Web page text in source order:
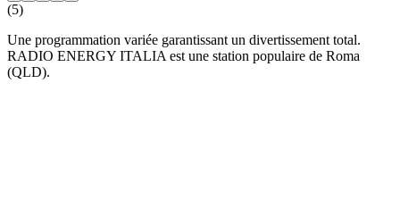
(5)
Une programmation variée garantissant un divertissement total.
RADIO ENERGY ITALIA est une station populaire de Roma
(QLD).